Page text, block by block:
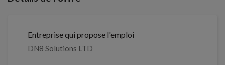
Entreprise qui propose l'emploi
DN8 Solutions LTD